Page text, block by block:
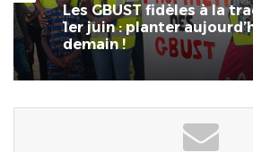
2 juin 2025
Les GBUST fidèles à la
1er juin : planter
Togo-Environnement |
ordures ménagères et
sauvages de déchets : un
pour les communes